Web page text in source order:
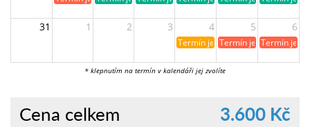
31 1 2 3 4 5 6
Termín je již rezervován
Termín je již obsazen
Termín je již
* klepnutím na termín v kalendáři jej zvolíte
Cena celkem 3.600 Kč